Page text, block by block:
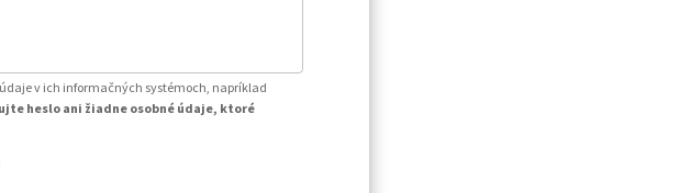
v ich informačných systémoch, napríklad
heslo ani žiadne osobné údaje, ktoré